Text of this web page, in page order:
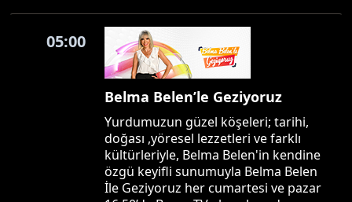
05:00
Belma Belen’le Geziyoruz
Yurdumuzun güzel köşeleri; tarihi,
doğası ,yöresel lezzetleri ve farklı
kültürleriyle, Belma Belen'in kendine
özgü keyifli sunumuyla Belma Belen
İle Geziyoruz her cumartesi ve pazar